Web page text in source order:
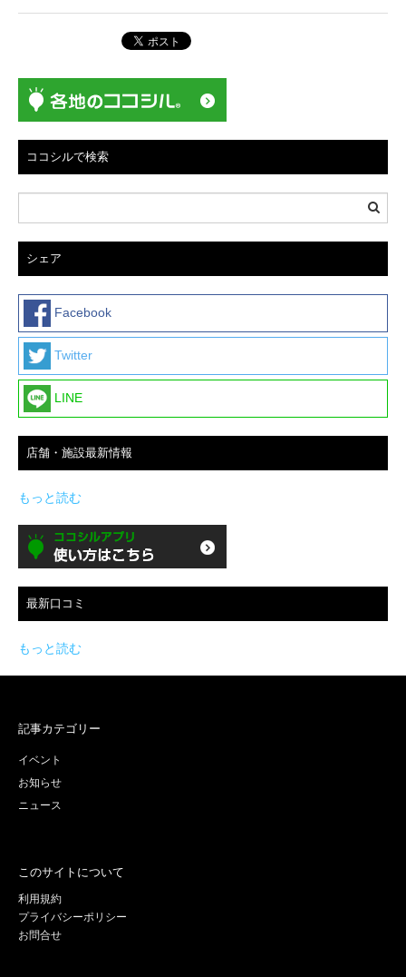
ココシルで検索
シェア
Facebook
Twitter
LINE
店舗・施設最新情報
もっと読む
最新口コミ
もっと読む
記事カテゴリー
イベント
お知らせ
ニュース
このサイトについて
利用規約
プライバシーポリシー
お問合せ